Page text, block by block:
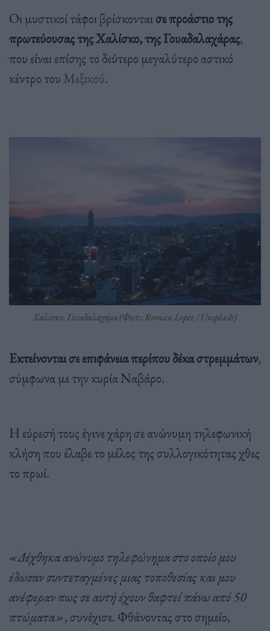
Οι μυστικοί τάφοι βρίσκονταισε προάστιο της
πρωτεύουσας της Χαλίσκο, της Γουαδαλαχάρας,
που είναι επίσης το δεύτερο μεγαλύτερο αστικό
κέντρο του Μεξικού.
Χαλίσκο, Γουαδαλαχάρα (Φωτ.: Roman Lopez / Unsplash)
Εκτείνονται σε επιφάνεια περίπου δέκα στρεμμάτων,
σύμφωνα με την κυρία Ναβάρο.
Η εύρεσή τους έγινε χάρη σε ανώνυμη τηλεφωνική
κλήση που έλαβε το μέλος της συλλογικότητας χθες
το πρωί.
«Δέχθηκα ανώνυμο τηλεφώνημα στο οποίο μου
έδωσαν συντεταγμένες μιας τοποθεσίας και μου
ανέφεραν πως σε αυτή έχουν θαφτεί πάνω από 50
πτώματα», συνέχισε. Φθάνοντας στο σημείο,